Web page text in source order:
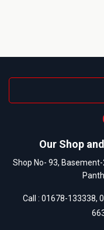
Our Shop
Shop No- 93,
Call : 01678-133338,